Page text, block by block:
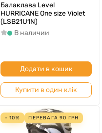
Балаклава Level
HURRICANE One size Violet
(LSB21U1N)
В наличии
Додати в кошик
Купити в один клік
- 10% ПЕРЕВАГА90 ГРН